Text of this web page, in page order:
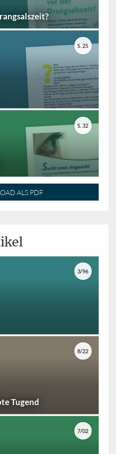
S. 25
S. 32
ALS PDF
3/96
Tugend
8/22
7/02